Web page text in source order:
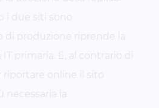
i due siti sono
di produzione riprende la
primaria. E, al contrario di
online il sito
la